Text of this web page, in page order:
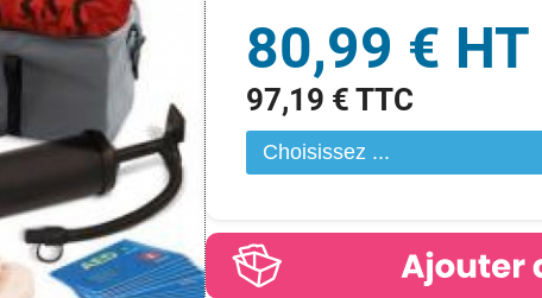
80,99 € HT
97,19 € TTC